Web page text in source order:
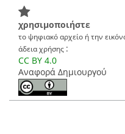
χρησιμοποιήστε
το ψηφιακό αρχείο ή την
άδεια χρήσης :
CC BY 4.0
Αναφορά Δημιουργού